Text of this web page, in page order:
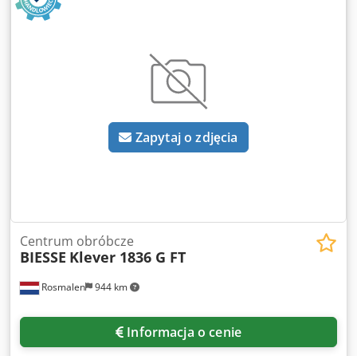
rozładunek i wymiana zacisków Chjdpswnx Agofx Adtsa
Przenośnik taśmowy do usuwania wiórów i odpadów
Kontrola numeryczna Komputer osobisty z kartą graficzną
3D i wyświetlaczem LCD Klimatyzowana szafa sterownicza
Dokumenty Urządzenia konserwacyjne Pilot zdalnego
sterowania Przemysł 4.0 – integracja z systemami
Liczba wrzecion do wiercenia: 16 Liczba pozycji narzędzi:
31
Zapytaj o zdjęcia
Rosmalen 944 km
Centrum obróbcze
BIESSE Klever 1836 G FT
Informacja o cenie